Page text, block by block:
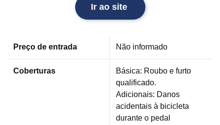
Ir ao site
Preço de entrada Não informado
Coberturas
Básica: Roubo e furto
qualificado.
Adicionais: Danos
acidentais à bicicleta
durante o pedal